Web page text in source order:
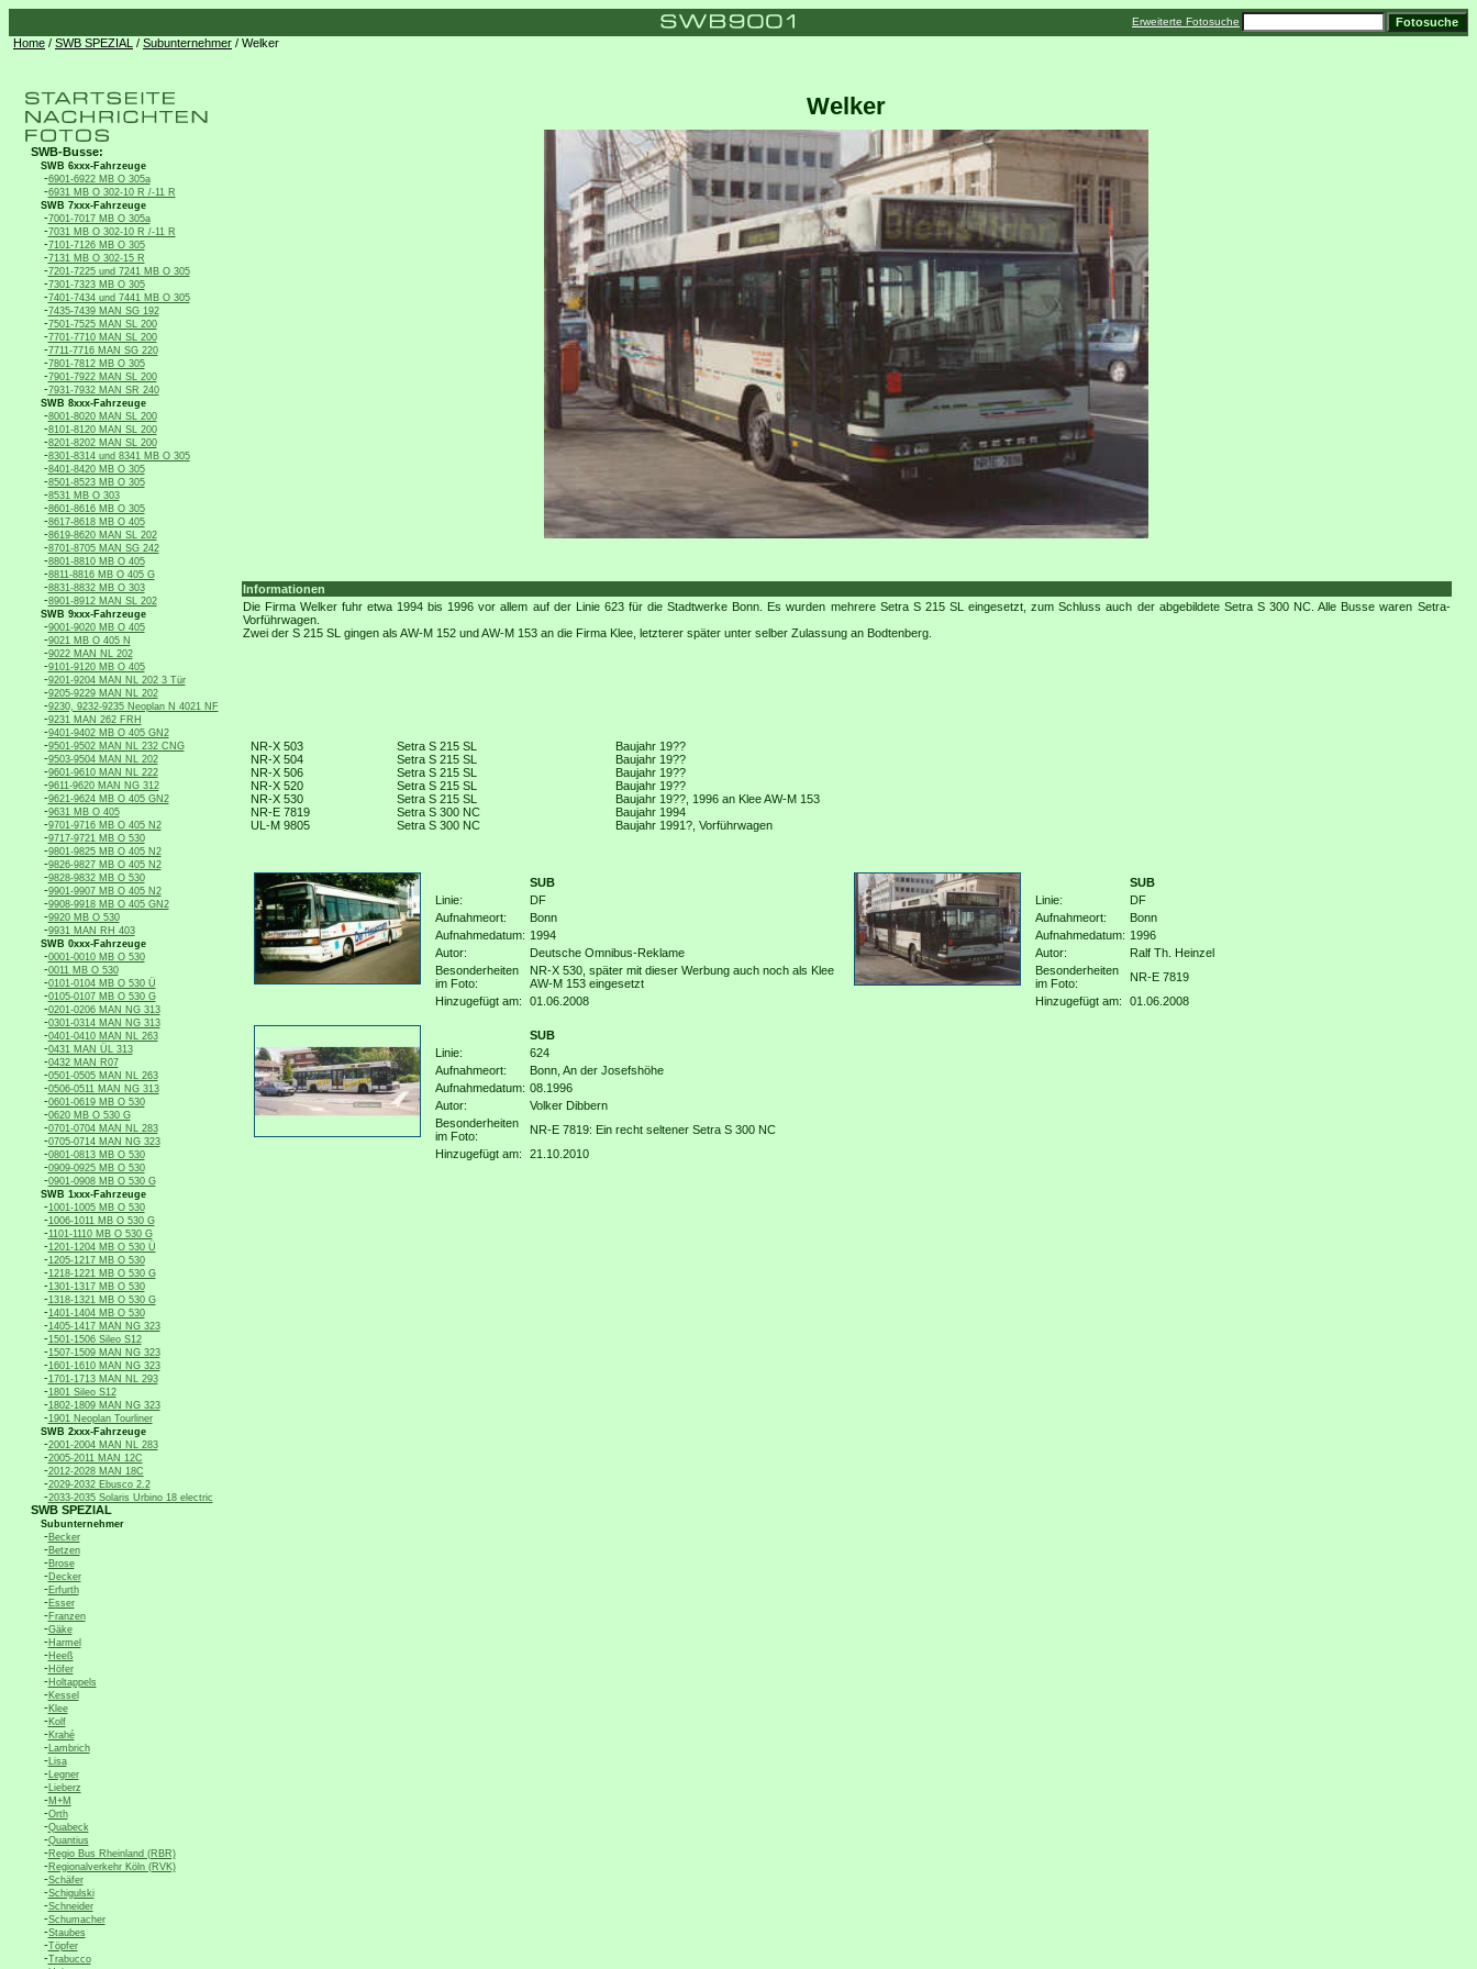
Erweiterte Fotosuche
Home / SWB SPEZIAL / Subunternehmer / Welker
SWB-Busse:
SWB 6xxx-Fahrzeuge
-6901-6922 MB O 305a
-6931 MB O 302-10 R /-11 R
SWB 7xxx-Fahrzeuge
-7001-7017 MB O 305a
-7031 MB O 302-10 R /-11 R
-7101-7126 MB O 305
-7131 MB O 302-15 R
-7201-7225 und 7241 MB O 305
-7301-7323 MB O 305
-7401-7434 und 7441 MB O 305
-7435-7439 MAN SG 192
-7501-7525 MAN SL 200
-7701-7710 MAN SL 200
-7711-7716 MAN SG 220
-7801-7812 MB O 305
-7901-7922 MAN SL 200
-7931-7932 MAN SR 240
SWB 8xxx-Fahrzeuge
-8001-8020 MAN SL 200
-8101-8120 MAN SL 200
-8201-8202 MAN SL 200
-8301-8314 und 8341 MB O 305
-8401-8420 MB O 305
-8501-8523 MB O 305
-8531 MB O 303
-8601-8616 MB O 305
-8617-8618 MB O 405
-8619-8620 MAN SL 202
-8701-8705 MAN SG 242
-8801-8810 MB O 405
-8811-8816 MB O 405 G
-8831-8832 MB O 303
-8901-8912 MAN SL 202
SWB 9xxx-Fahrzeuge
-9001-9020 MB O 405
-9021 MB O 405 N
-9022 MAN NL 202
-9101-9120 MB O 405
-9201-9204 MAN NL 202 3 Tür
-9205-9229 MAN NL 202
-9230, 9232-9235 Neoplan N 4021 NF
-9231 MAN 262 FRH
-9401-9402 MB O 405 GN2
-9501-9502 MAN NL 232 CNG
-9503-9504 MAN NL 202
-9601-9610 MAN NL 222
-9611-9620 MAN NG 312
-9621-9624 MB O 405 GN2
-9631 MB O 405
-9701-9716 MB O 405 N2
-9717-9721 MB O 530
-9801-9825 MB O 405 N2
-9826-9827 MB O 405 N2
-9828-9832 MB O 530
-9901-9907 MB O 405 N2
-9908-9918 MB O 405 GN2
-9920 MB O 530
-9931 MAN RH 403
SWB 0xxx-Fahrzeuge
-0001-0010 MB O 530
-0011 MB O 530
-0101-0104 MB O 530 Ü
-0105-0107 MB O 530 G
-0201-0206 MAN NG 313
-0301-0314 MAN NG 313
-0401-0410 MAN NL 263
-0431 MAN ÜL 313
-0432 MAN R07
-0501-0505 MAN NL 263
-0506-0511 MAN NG 313
-0601-0619 MB O 530
-0620 MB O 530 G
-0701-0704 MAN NL 283
-0705-0714 MAN NG 323
-0801-0813 MB O 530
-0909-0925 MB O 530
-0901-0908 MB O 530 G
SWB 1xxx-Fahrzeuge
-1001-1005 MB O 530
-1006-1011 MB O 530 G
-1101-1110 MB O 530 G
-1201-1204 MB O 530 Ü
-1205-1217 MB O 530
-1218-1221 MB O 530 G
-1301-1317 MB O 530
-1318-1321 MB O 530 G
-1401-1404 MB O 530
-1405-1417 MAN NG 323
-1501-1506 Sileo S12
-1507-1509 MAN NG 323
-1601-1610 MAN NG 323
-1701-1713 MAN NL 293
-1801 Sileo S12
-1802-1809 MAN NG 323
-1901 Neoplan Tourliner
SWB 2xxx-Fahrzeuge
-2001-2004 MAN NL 283
-2005-2011 MAN 12C
-2012-2028 MAN 18C
-2029-2032 Ebusco 2.2
-2033-2035 Solaris Urbino 18 electric
SWB SPEZIAL
Subunternehmer
-Becker
-Betzen
-Brose
-Decker
-Erfurth
-Esser
-Franzen
-Gäke
-Harmel
-Heeß
-Höfer
-Holtappels
-Kessel
-Klee
-Kolf
-Krahé
-Lambrich
-Lisa
-Legner
-Lieberz
-M+M
-Orth
-Quabeck
-Quantius
-Regio Bus Rheinland (RBR)
-Regionalverkehr Köln (RVK)
-Schäfer
-Schigulski
-Schneider
-Schumacher
-Staubes
-Töpfer
-Trabucco
Welker
Informationen
Die Firma Welker fuhr etwa 1994 bis 1996 vor allem auf der Linie 623 für die Stadtwerke Bonn. Es wurden mehrere Setra S 215 SL eingesetzt, zum Schluss auch der abgebildete Setra S 300 NC. Alle Busse waren Setra-
Vorführwagen.
Zwei der S 215 SL gingen als AW-M 152 und AW-M 153 an die Firma Klee, letzterer später unter selber Zulassung an Bodtenberg.
NR-X 503
NR-X 504
NR-X 506
NR-X 520
NR-X 530
NR-E 7819
UL-M 9805
Setra S 215 SL
Setra S 215 SL
Setra S 215 SL
Setra S 215 SL
Setra S 215 SL
Setra S 300 NC
Setra S 300 NC
Baujahr 19??
Baujahr 19??
Baujahr 19??
Baujahr 19??
Baujahr 19??, 1996 an Klee AW-M 153
Baujahr 1994
Baujahr 1991?, Vorführwagen
SUB
Linie:
DF
Aufnahmeort:
Bonn
Aufnahmedatum: 1994
Autor:
Deutsche Omnibus-Reklame
Besonderheiten
im Foto:
NR-X 530, später mit dieser Werbung auch noch als Klee
AW-M 153 eingesetzt
Hinzugefügt am:
01.06.2008
SUB
Linie:
DF
Aufnahmeort:
Bonn
Aufnahmedatum: 1996
Autor:
Ralf Th. Heinzel
Besonderheiten
im Foto:
NR-E 7819
Hinzugefügt am:
01.06.2008
SUB
Linie:
624
Aufnahmeort:
Bonn, An der Josefshöhe
Aufnahmedatum: 08.1996
Autor:
Volker Dibbern
Besonderheiten
im Foto:
NR-E 7819: Ein recht seltener Setra S 300 NC
Hinzugefügt am:
21.10.2010